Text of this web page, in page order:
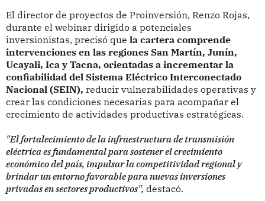
El director de proyectos de Proinversión, Renzo Rojas,
durante el webinar dirigido a potenciales
inversionistas, precisó que la cartera comprende
intervenciones en las regiones San Martín, Junín,
Ucayali, Ica y Tacna, orientadas a incrementar la
confiabilidad del Sistema Eléctrico Interconectado
Nacional (SEIN), reducir vulnerabilidades operativas y
crear las condiciones necesarias para acompañar el
crecimiento de actividades productivas estratégicas.
"El fortalecimiento de la infraestructura de transmisión
eléctrica es fundamental para sostener el crecimiento
económico del país, impulsar la competitividad regional y
brindar un entorno favorable para nuevas inversiones
privadas en sectores productivos", destacó.